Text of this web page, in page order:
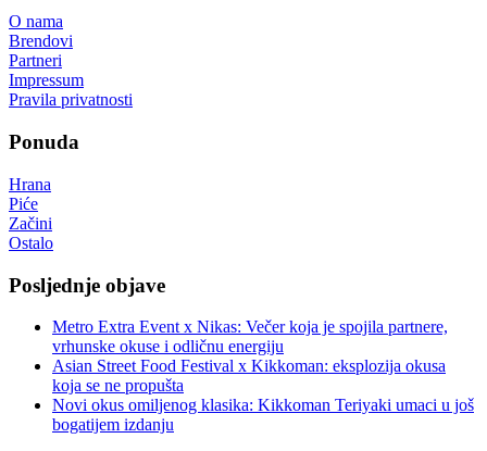
O nama
Brendovi
Partneri
Impressum
Pravila privatnosti
Ponuda
Hrana
Piće
Začini
Ostalo
Posljednje objave
Metro Extra Event x Nikas: Večer koja je spojila partnere,
vrhunske okuse i odličnu energiju
Asian Street Food Festival x Kikkoman: eksplozija okusa
koja se ne propušta
Novi okus omiljenog klasika: Kikkoman Teriyaki umaci u još
bogatijem izdanju